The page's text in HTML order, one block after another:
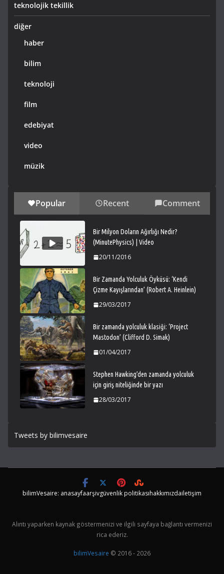
teknolojik tekillik
diğer
haber
bilim
teknoloji
film
edebiyat
video
müzik
Popular Recent Comment
Bir Milyon Doların Ağırlığı Nedir?
(MinutePhysics) | Video
20/11/2016
Bir Zamanda Yolculuk Öyküsü: ‘Kendi
Çizme Kayışlarından’ (Robert A. Heinlein)
29/03/2017
Bir zamanda yolculuk klasiği: ‘Project
Mastodon’ (Clifford D. Simak)
01/04/2017
Stephen Hawking’den zamanda yolculuk
için giriş niteliğinde bir yazı
28/03/2017
Tweets by bilimvesaire
bilimVesaire: anasayfaarşivgüvenlik politikasıhakkımızdailetişim
Alıntı yaparken kaynak göstermenizi ve ilgili sayfaya bağlantı vermenizi
rica ederiz.
bilimVesaire © 2016 - 2026